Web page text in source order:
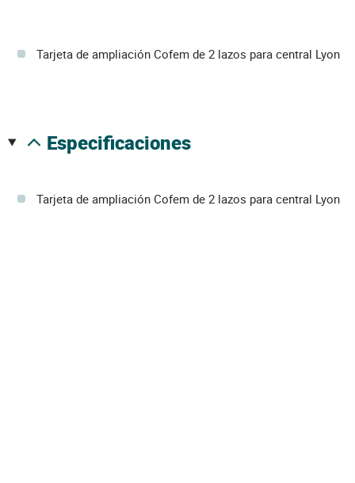
Tarjeta de ampliación Cofem de 2 lazos para central Lyon
especificaciones
Tarjeta de ampliación Cofem de 2 lazos para central Lyon